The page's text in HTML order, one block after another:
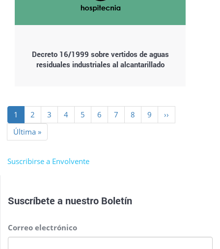
Decreto 16/1999 sobre vertidos de aguas
residuales industriales al alcantarillado
Paginación
Página
actual
1 Page
2 Page
3 Page
4 Page
5 Page
6 Page
7 Page
8 Page
9
Siguiente
página
››
Última
página
Última »
Suscribirse a Envolvente
Suscríbete a nuestro Boletín
Correo electrónico